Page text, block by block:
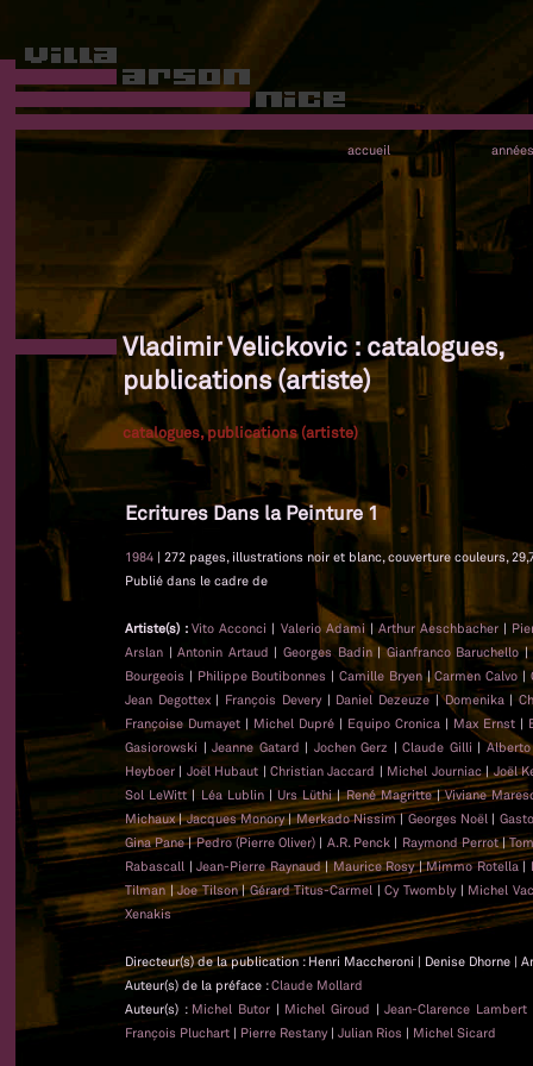
accueil années
Vladimir Velickovic : catalogues,
publications (artiste)
catalogues, publications (artiste)
Ecritures Dans la Peinture 1
1984 | 272 pages, illustrations noir et blanc, couverture couleurs,
Publié dans le cadre de
Artiste(s) :Vito Acconci | Valerio Adami| Arthur Aeschbacher|
Arslan |Antonin Artaud | Georges Badin|Gianfranco Baruchello|
Bourgeois | Philippe Boutibonnes | Camille Bryen|Carmen Calvo |
Jean Degottex| François Devery| Daniel Dezeuze|Domenika |
Françoise Dumayet | Michel Dupré | Equipo Cronica | Max Ernst |
Gasiorowski |Jeanne Gatard | Jochen Gerz |Claude Gilli |Alberto
Heyboer | Joël Hubaut |Christian Jaccard | Michel Journiac|Joël
Sol LeWitt| Léa Lublin| Urs Lüthi|René Magritte|Viviane
Michaux|Jacques Monory|Merkado Nissim|Georges Noël |
Gina Pane|Pedro (Pierre Oliver) | A.R. Penck | Raymond Perrot|
Rabascall |Jean-Pierre Raynaud|Maurice Rosy|Mimmo Rotella|
Tilman|Joe Tilson|Gérard Titus-Carmel |Cy Twombly| Michel
Xenakis
Directeur(s) de la publication : Henri Maccheroni | Denise Dhorne |
Auteur(s) de la préface :Claude Mollard
Auteur(s) : Michel Butor | Michel Giroud |Jean-Clarence Lambert
François Pluchart | Pierre Restany | Julian Rios | Michel Sicard